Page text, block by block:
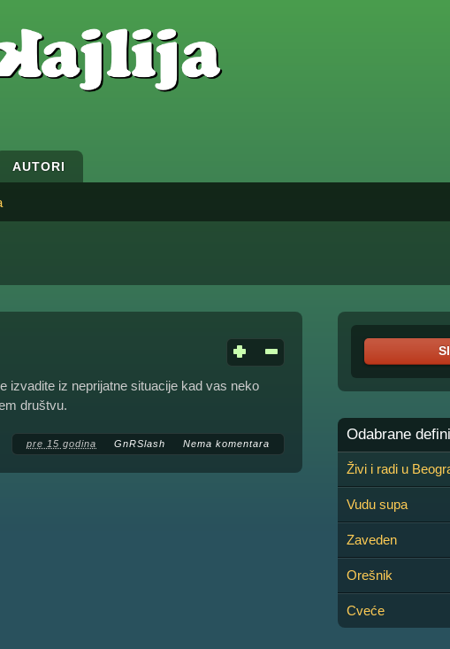
AUTORI
izvadite iz neprijatne situacije kad vas neko
društvu.
pre 15 godina GnRSlash Nema komentara
Odabrane
Živi i radi u
Vudu supa
Zaveden
Orešnik
Cveće